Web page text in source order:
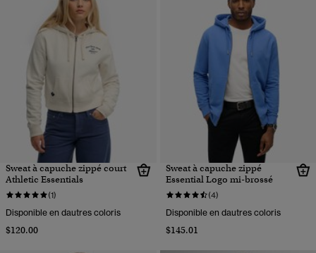
Sweat à capuche zippé court
Athletic Essentials
(1)
Disponible en dautres coloris
$120.00
Sweat à capuche zippé
Essential Logo mi-brossé
(4)
Disponible en dautres coloris
$145.01